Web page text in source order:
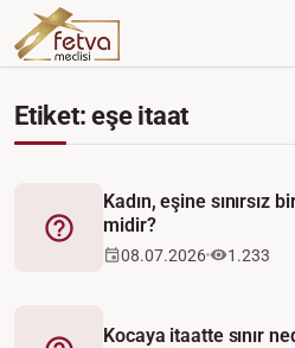
Etiket: eşe itaat
Fetva
Kadın, eşine sınırsız
midir?
08.07.2026 1.233
Kocaya itaatte sınır